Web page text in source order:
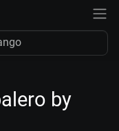
by